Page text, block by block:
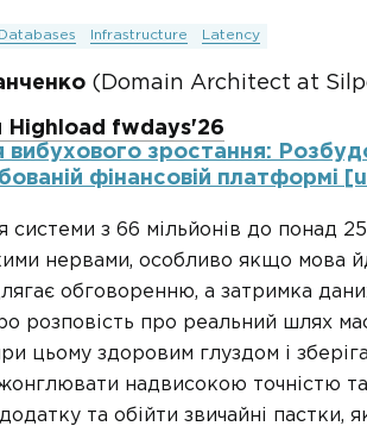
Databases Infrastructure Latency
(Domain Architect at
Highload fwdays'26
вибухового зростання:
фінансовій платформі
системи з 66 мільйонів до понад
нервами, особливо якщо мова
обговоренню, а затримка
розповість про реальний шлях
цьому здоровим глуздом і
жонглювати надвисокою точністю
та обійти звичайні пастки,